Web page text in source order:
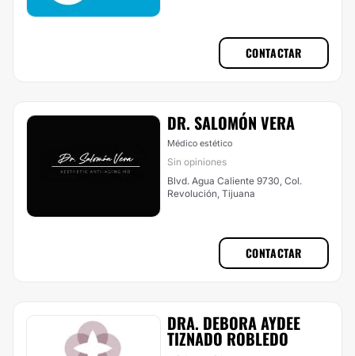
CONTACTAR
DR. SALOMÓN VERA
Médico estético
Sin opiniones
Blvd. Agua Caliente 9730, Col.
Revolución, Tijuana
CONTACTAR
DRA. DEBORA AYDEE
TIZNADO ROBLEDO